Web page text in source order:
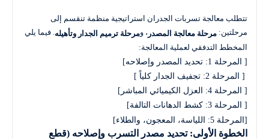
تتطلب معالجة تسربات الجدران استراتيجية منظمة تنقسم إلى
مرحلتين: مرحلة معالجة المصدر ، ومرحلة ترميم الجدار وتأهيله. فيما يلي
المخطط التدفقي لعملية المعالجة:
[المرحلة 5: اللياسة، المعجون، والطلاء]
الخطوة الأولى: تحديد مصدر التسرب وإصلاحه (قطع